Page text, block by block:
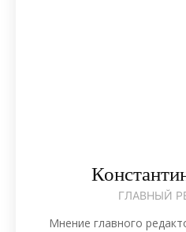
ГЛАВНЫЙ
Мнение главного